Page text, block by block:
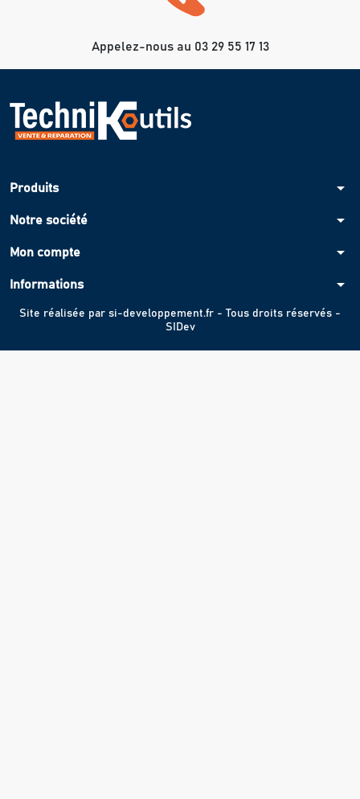
Appelez-nous au 03 29 55 17 13
Produits arrow_drop_down
Notre société arrow_drop_down
Mon compte arrow_drop_down
Informations arrow_drop_down
Site réalisée par si-developpement.fr - Tous droits réservés -
SIDev